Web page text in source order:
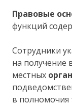
Правовые
функций
Сотрудники
на получение
местных
в полномочия